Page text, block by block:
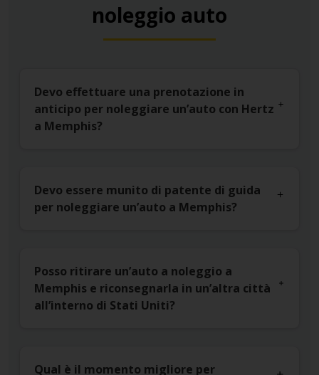
noleggio auto
Devo effettuare una prenotazione in
anticipo per noleggiare un’auto con Hertz
a Memphis?
Devo essere munito di patente di guida
per noleggiare un’auto a Memphis?
Posso ritirare un’auto a noleggio a
Memphis e riconsegnarla in un’altra città
all’interno di Stati Uniti?
Qual è il momento migliore per